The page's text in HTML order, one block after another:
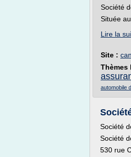
Société
Située
Lire la
Site :
Thèmes
automobile
Société
Société
530 rue